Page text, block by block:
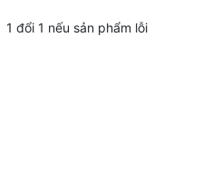
1 đổi 1 nếu sản phẩm lỗi